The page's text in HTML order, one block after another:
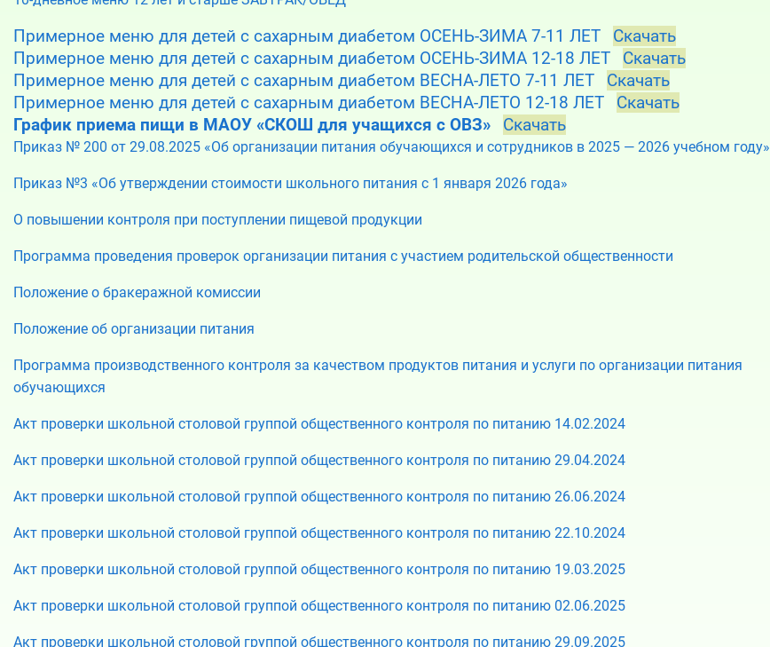
Примерное меню для детей с сахарным диабетом ОСЕНЬ-ЗИМА 7-11 ЛЕТ
Скачать
Примерное меню для детей с сахарным диабетом ОСЕНЬ-ЗИМА 12-18 ЛЕТ
Скачать
Примерное меню для детей с сахарным диабетом ВЕСНА-ЛЕТО 7-11 ЛЕТ
Скачать
Примерное меню для детей с сахарным диабетом ВЕСНА-ЛЕТО 12-18 ЛЕТ
Скачать
График приема пищи в МАОУ «СКОШ для учащихся с ОВЗ»
Скачать
Приказ № 200 от 29.08.2025 «Об организации питания обучающихся и сотрудников в 2025 — 2026 учебном году»
Приказ №3 «Об утверждении стоимости школьного питания с 1 января 2026 года»
О повышении контроля при поступлении пищевой продукции
Программа проведения проверок организации питания с участием родительской общественности
Положение о бракеражной комиссии
Положение об организации питания
Программа производственного контроля за качеством продуктов питания и услуги по организации питания
обучающихся
Акт проверки школьной столовой группой общественного контроля по питанию 14.02.2024
Акт проверки школьной столовой группой общественного контроля по питанию 29.04.2024
Акт проверки школьной столовой группой общественного контроля по питанию 26.06.2024
Акт проверки школьной столовой группой общественного контроля по питанию 22.10.2024
Акт проверки школьной столовой группой общественного контроля по питанию 19.03.2025
Акт проверки школьной столовой группой общественного контроля по питанию 02.06.2025
Акт проверки школьной столовой группой общественного контроля по питанию 29.09.2025